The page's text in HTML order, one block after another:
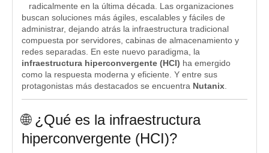
radicalmente en la última década. Las organizaciones
buscan soluciones más ágiles, escalables y fáciles de
administrar, dejando atrás la infraestructura tradicional
compuesta por servidores, cabinas de almacenamiento y
redes separadas. En este nuevo paradigma, la
infraestructura hiperconvergente (HCI) ha emergido
como la respuesta moderna y eficiente. Y entre sus
protagonistas más destacados se encuentra Nutanix
🌐 ¿Qué es la infraestructura
hiperconvergente (HCI)?